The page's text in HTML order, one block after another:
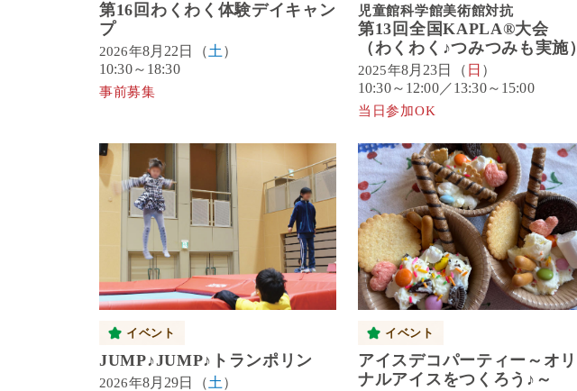
第16回わくわく体験デイキャン
プ
2026年8月22日（土 ）
10:30～18:30
事前募集
児童館科学館美術館対抗
第13回全国KAPLA®大会
（わくわく♪つみつみも実施）
2025年8月23日（ 日 ）
10:30～12:00／13:30～15:00
当日参加OK
イベント
JUMP♪JUMP♪トランポリン
2026年8月29日（土 ）
イベント
アイスデコパーティー～オ
ナルアイスをつくろう♪～